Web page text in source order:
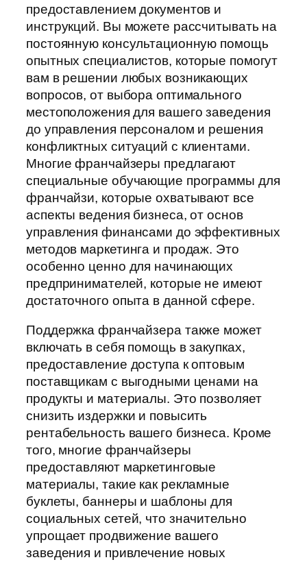
предоставлением документов и
инструкций. Вы можете рассчитывать на
постоянную консультационную помощь
опытных специалистов, которые помогут
вам в решении любых возникающих
вопросов, от выбора оптимального
местоположения для вашего заведения
до управления персоналом и решения
конфликтных ситуаций с клиентами.
Многие франчайзеры предлагают
специальные обучающие программы для
франчайзи, которые охватывают все
аспекты ведения бизнеса, от основ
управления финансами до эффективных
методов маркетинга и продаж. Это
особенно ценно для начинающих
предпринимателей, которые не имеют
достаточного опыта в данной сфере.
Поддержка франчайзера также может
включать в себя помощь в закупках,
предоставление доступа к оптовым
поставщикам с выгодными ценами на
продукты и материалы. Это позволяет
снизить издержки и повысить
рентабельность вашего бизнеса. Кроме
того, многие франчайзеры
предоставляют маркетинговые
материалы, такие как рекламные
буклеты, баннеры и шаблоны для
социальных сетей, что значительно
упрощает продвижение вашего
заведения и привлечение новых